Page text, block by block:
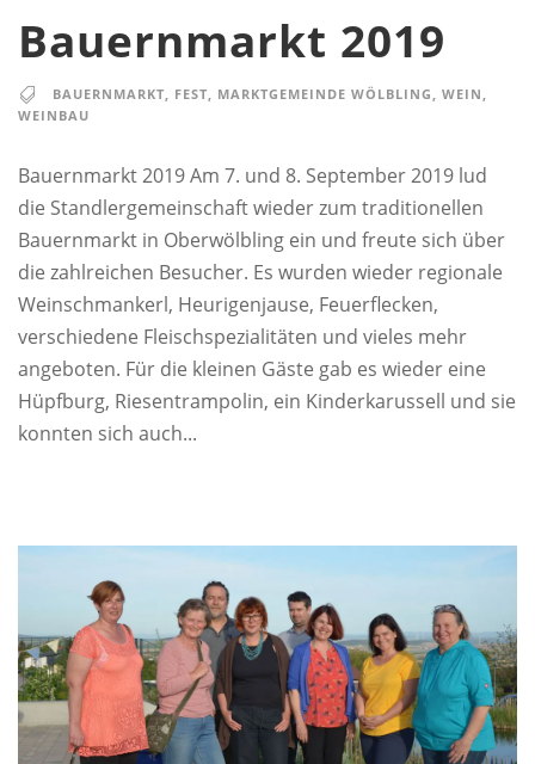
Bauernmarkt 2019
BAUERNMARKT FEST MARKTGEMEINDE WÖLBLING WEIN
WEINBAU
Bauernmarkt 2019 Am 7. und 8. September 2019 lud
die Standlergemeinschaft wieder zum traditionellen
Bauernmarkt in Oberwölbling ein und freute sich über
die zahlreichen Besucher. Es wurden wieder regionale
Weinschmankerl, Heurigenjause, Feuerflecken,
verschiedene Fleischspezialitäten und vieles mehr
angeboten. Für die kleinen Gäste gab es wieder eine
Hüpfburg, Riesentrampolin, ein Kinderkarussell und sie
konnten sich auch...